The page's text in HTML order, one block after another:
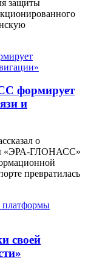
защиты
формирует
и
о
«ЭРА-ГЛОНАСС»
превратилась
своей